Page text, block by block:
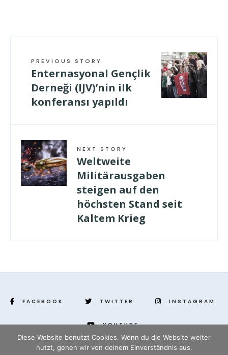
PREVIOUS STORY
Enternasyonal Gençlik
Derneği (IJV)’nin ilk
konferansı yapıldı
NEXT STORY
Weltweite
Militärausgaben
steigen auf den
höchsten Stand seit
Kaltem Krieg
FACEBOOK TWITTER INSTAGRAM
YOUTUBE
Diese Website benutzt Cookies. Wenn du die Website weiter
nutzt, gehen wir von deinem Einverständnis aus.